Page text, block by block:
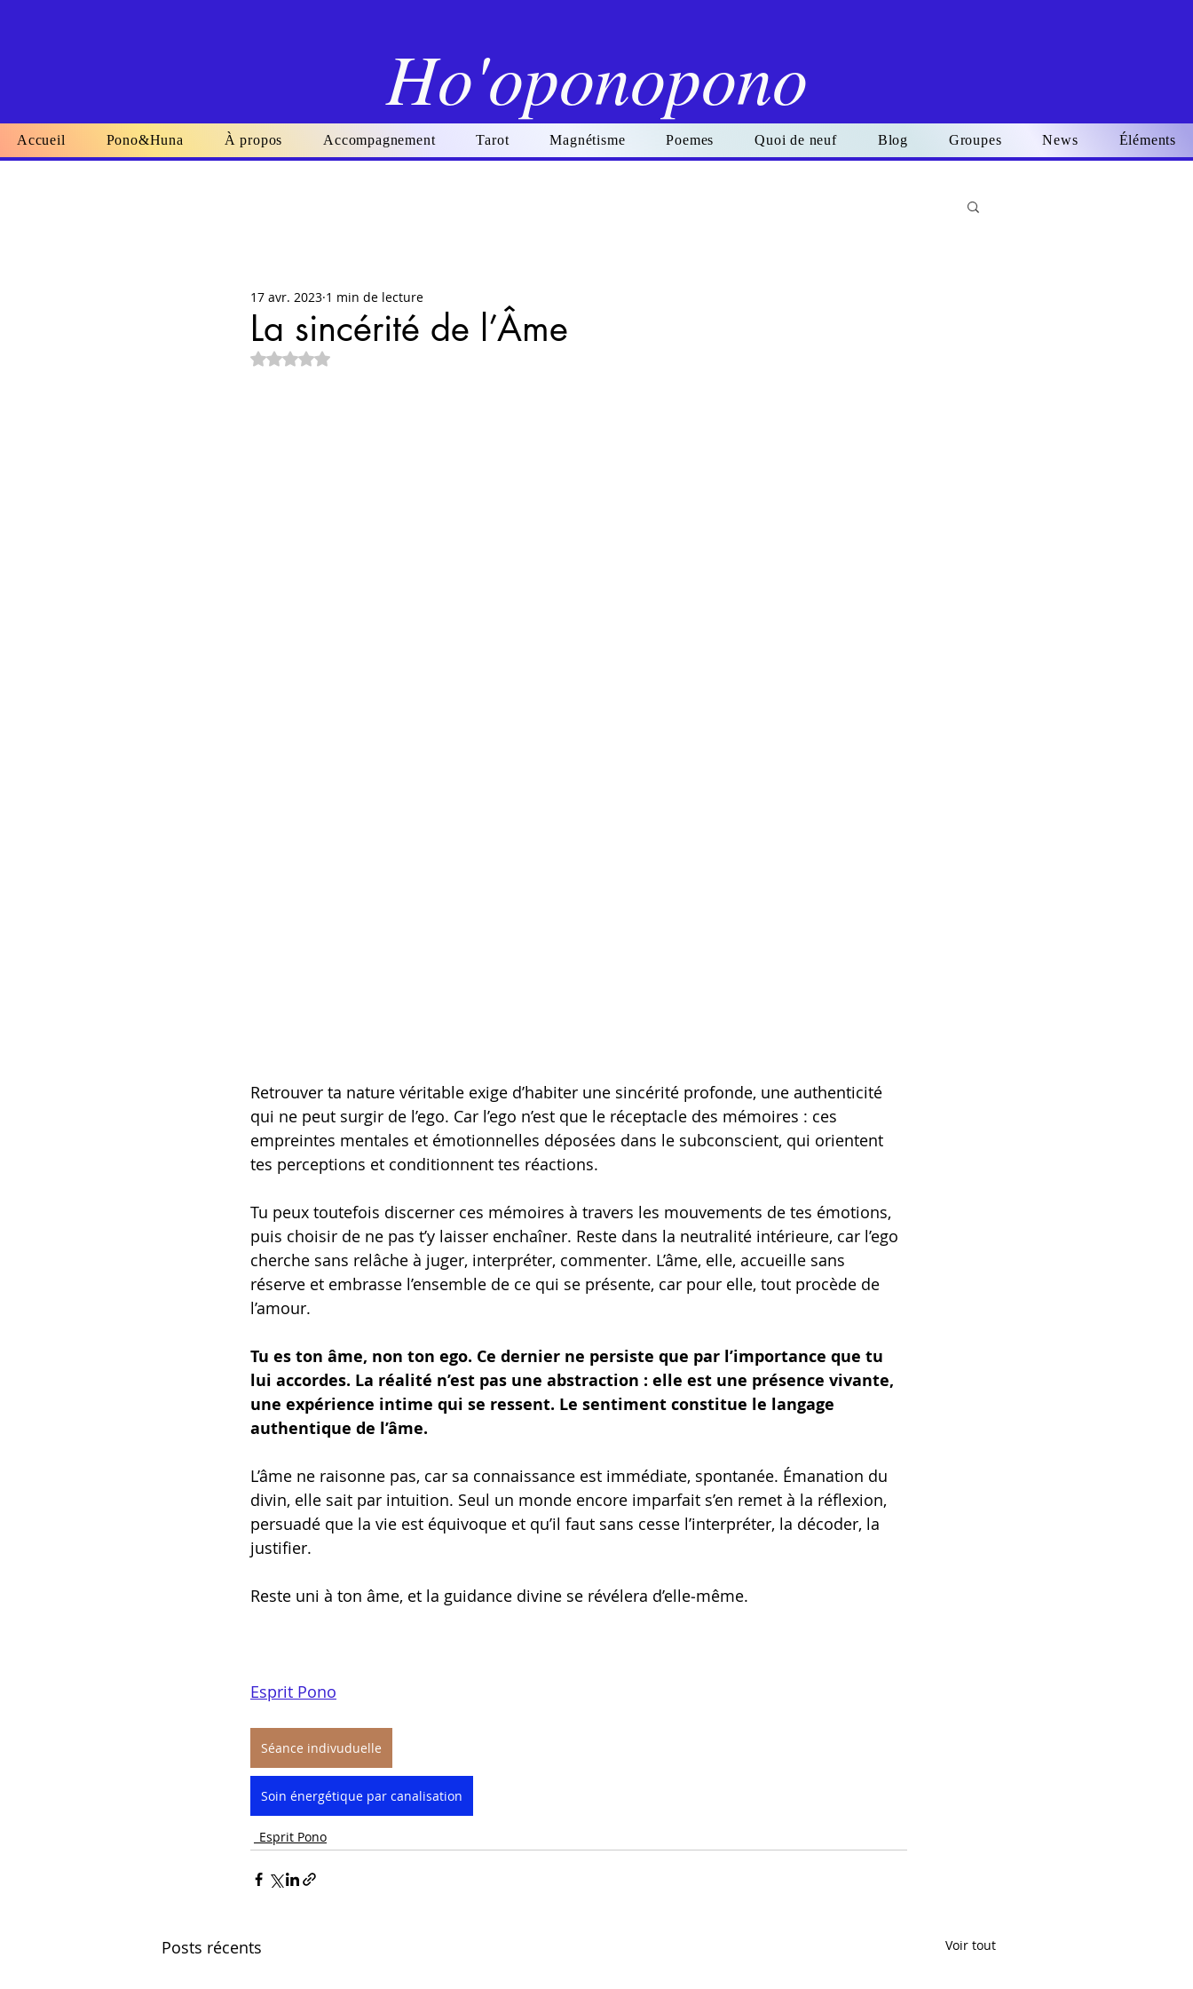
Ho'oponopono
Se connecter
Accueil Pono&Huna À propos Accompagnement Tarot Magnétisme Poemes Quoi de neuf Blog Groupes News Éléments
La sincérité de l’Âme
17 avr. 2023 1 min de lecture
Noté NaN étoiles sur 5.
Retrouver ta nature véritable exige d’habiter une sincérité profonde, une authenticité
qui ne peut surgir de l’ego. Car l’ego n’est que le réceptacle des mémoires : ces
empreintes mentales et émotionnelles déposées dans le subconscient, qui orientent
tes perceptions et conditionnent tes réactions.
Tu peux toutefois discerner ces mémoires à travers les mouvements de tes émotions,
puis choisir de ne pas t’y laisser enchaîner. Reste dans la neutralité intérieure, car l’ego
cherche sans relâche à juger, interpréter, commenter. L’âme, elle, accueille sans
réserve et embrasse l’ensemble de ce qui se présente, car pour elle, tout procède de
l’amour.
Tu es ton âme, non ton ego. Ce dernier ne persiste que par l’importance que tu
lui accordes. La réalité n’est pas une abstraction : elle est une présence vivante,
une expérience intime qui se ressent. Le sentiment constitue le langage
authentique de l’âme.
L’âme ne raisonne pas, car sa connaissance est immédiate, spontanée. Émanation du
divin, elle sait par intuition. Seul un monde encore imparfait s’en remet à la réflexion,
persuadé que la vie est équivoque et qu’il faut sans cesse l’interpréter, la décoder, la
justifier.
Reste uni à ton âme, et la guidance divine se révélera d’elle‑même.
Esprit Pono
Séance indivuduelle
Soin énergétique par canalisation
_Esprit Pono
Posts récents Voir tout